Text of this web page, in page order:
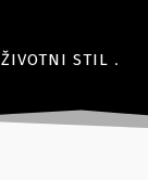
ŽIVOTNI STIL